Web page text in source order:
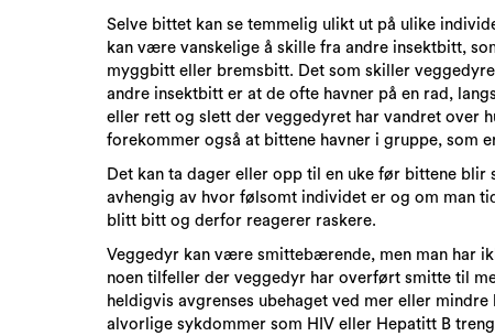
Selve bittet kan se temmelig ulikt ut på ulike
kan være vanskelige å skille fra andre insektbitt,
myggbitt eller bremsbitt. Det som skiller
andre insektbitt er at de ofte havner på en rad,
eller rett og slett der veggedyret har vandret over
forekommer også at bittene havner i gruppe, som
Det kan ta dager eller opp til en uke før bittene blir
avhengig av hvor følsomt individet er og om man
blitt bitt og derfor reagerer raskere.
Veggedyr kan være smittebærende, men man har
noen tilfeller der veggedyr har overført smitte til
heldigvis avgrenses ubehaget ved mer eller
alvorlige sykdommer som HIV eller Hepatitt B